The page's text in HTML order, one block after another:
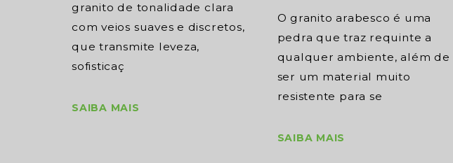
granito de tonalidade clara
com veios suaves e discretos,
que transmite leveza,
sofisticaç
SAIBA MAIS
O granito arabesco é uma
pedra que traz requinte a
qualquer ambiente, além de
ser um material muito
resistente para se
SAIBA MAIS